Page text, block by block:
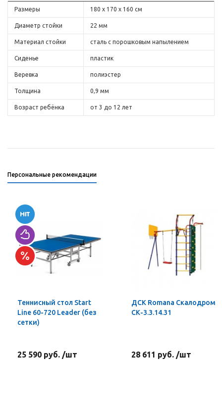
Размеры 180 х 170 х 160 см
Диаметр стойки 22 мм
Материал стойки сталь с порошковым напылением
Сиденье пластик
Веревка полиэстер
Толщина 0,9 мм
Возраст ребёнка от 3 до 12 лет
Персональные рекомендации
Теннисный стол Start
Line 60-720 Leader (без
сетки)
25 590 руб. /шт
ДСК Romana Скалодром
СК-3.3.14.31
28 611 руб. /шт